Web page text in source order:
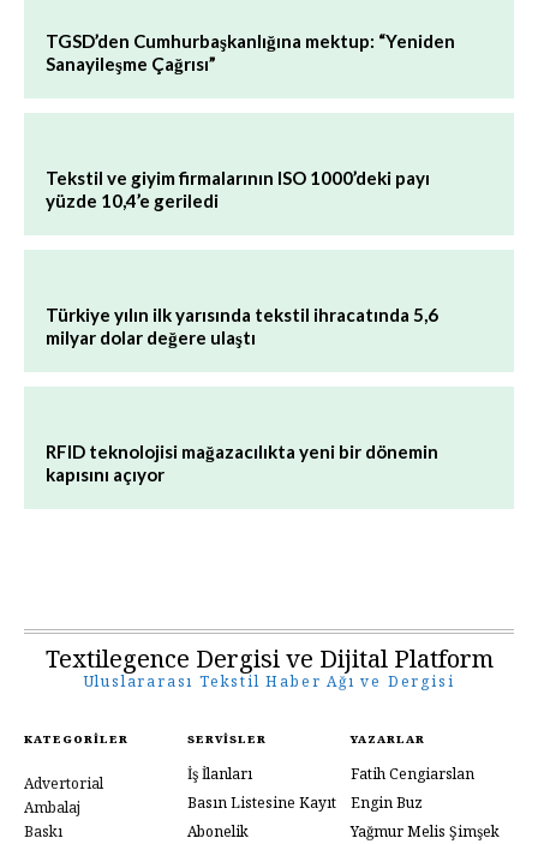
TGSD’den Cumhurbaşkanlığına mektup: “Yeniden
Sanayileşme Çağrısı”
Tekstil ve giyim firmalarının ISO 1000’deki payı
yüzde 10,4’e geriledi
Türkiye yılın ilk yarısında tekstil ihracatında 5,6
milyar dolar değere ulaştı
RFID teknolojisi mağazacılıkta yeni bir dönemin
kapısını açıyor
Textilegence Dergisi ve Dijital Platform
Uluslararası Tekstil Haber Ağı ve Dergisi
KATEGORILER
Advertorial
Ambalaj
Baskı
SERVISLER
İş İlanları
Basın Listesine Kayıt
Abonelik
YAZARLAR
Fatih Cengiarslan
Engin Buz
Yağmur Melis Şimşek